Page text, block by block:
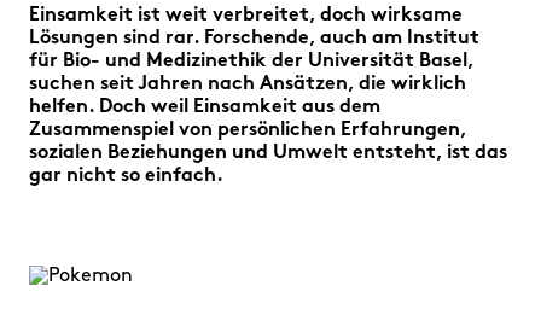
Einsamkeit ist weit verbreitet, doch wirksame
Lösungen sind rar. Forschende, auch am Institut
für Bio- und Medizinethik der Universität Basel,
suchen seit Jahren nach Ansätzen, die wirklich
helfen. Doch weil Einsamkeit aus dem
Zusammenspiel von persönlichen Erfahrungen,
sozialen Beziehungen und Umwelt entsteht, ist das
gar nicht so einfach.